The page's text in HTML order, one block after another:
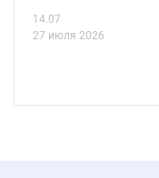
14.07
27 июля 2026